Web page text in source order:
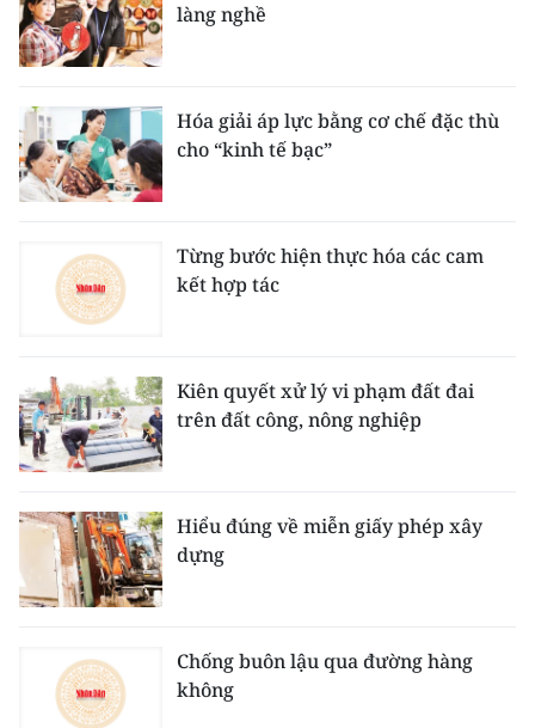
NHÂN DÂN HẰNG THÁNG
MUA BÁO
ĐỌC BÁO IN
ENGLISH
FRANÇAIS
РУССКИЙ
ESPAÑOL
làng nghề
Hóa giải áp lực bằng cơ chế đặc thù
cho “kinh tế bạc”
Từng bước hiện thực hóa các cam
kết hợp tác
Kiên quyết xử lý vi phạm đất đai
trên đất công, nông nghiệp
Hiểu đúng về miễn giấy phép xây
dựng
Chống buôn lậu qua đường hàng
không